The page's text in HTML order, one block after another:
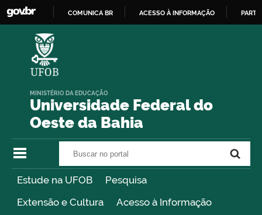
COMUNICA BR ACESSO À INFORMAÇÃO
Universidade Federal do
Oeste da Bahia
MINISTÉRIO DA EDUCAÇÃO
Estude na UFOB
Pesquisa
Extensão e Cultura
Acesso à Informação